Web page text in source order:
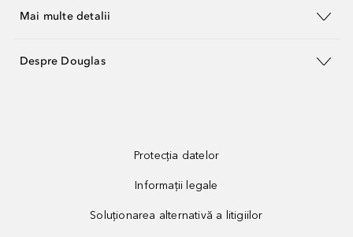
Mai multe detalii
Despre Douglas
Protecția datelor
Informații legale
Soluționarea alternativă a litigiilor